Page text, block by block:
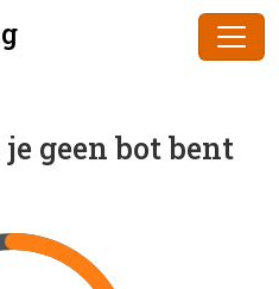
geen bot bent